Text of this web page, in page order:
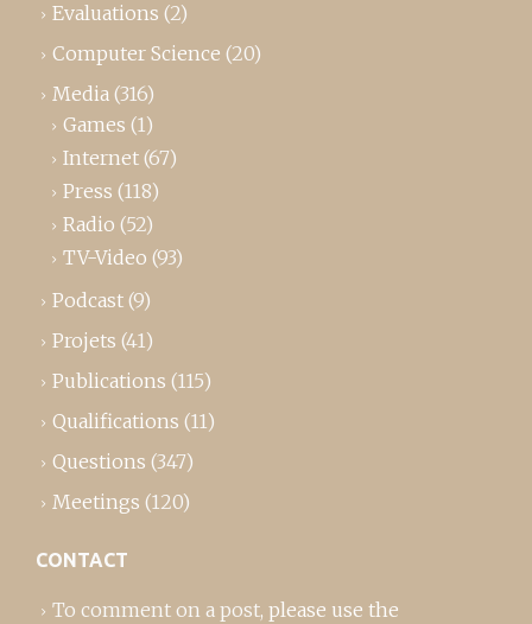
Evaluations (2)
Computer Science (20)
Media (316)
Games (1)
Internet (67)
Press (118)
Radio (52)
TV-Video (93)
Podcast (9)
Projets (41)
Publications (115)
Qualifications (11)
Questions (347)
Meetings (120)
CONTACT
To comment on a post, please use the